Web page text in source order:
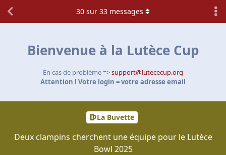
Bienvenue à la Lutèce Cup
En cas de problème =>support@lutececup.org
Attention ! Votre login = votre adresse email
La Buvette
Deux clampins cherchent une équipe pour le Lutèce
Bowl 2025
30 sur 33 messages